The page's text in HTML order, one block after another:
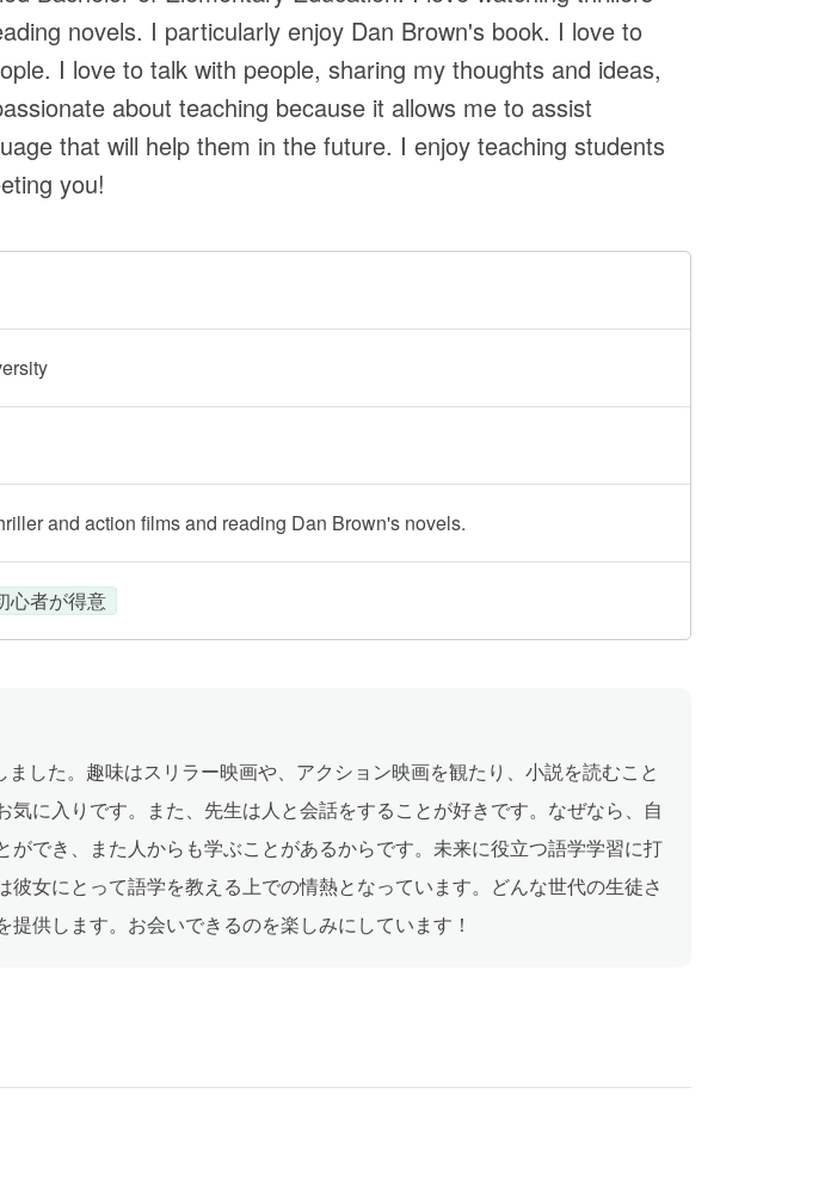
novels. I particularly enjoy Dan Brown's book. I love to
I love to talk with people, sharing my thoughts and ideas,
about teaching because it allows me to assist
that will help them in the future. I enjoy teaching students
you!
and action films and reading Dan Brown's novels.
心者が得意
した。趣味はスリラー映画や、アクション映画を観たり、小説を読むこと
気に入りです。また、先生は人と会話をすることが好きです。なぜなら、自
ができ、また人からも学ぶことがあるからです。未来に役立つ語学学習に打
彼女にとって語学を教える上での情熱となっています。どんな世代の生徒さ
供します。お会いできるのを楽しみにしています！